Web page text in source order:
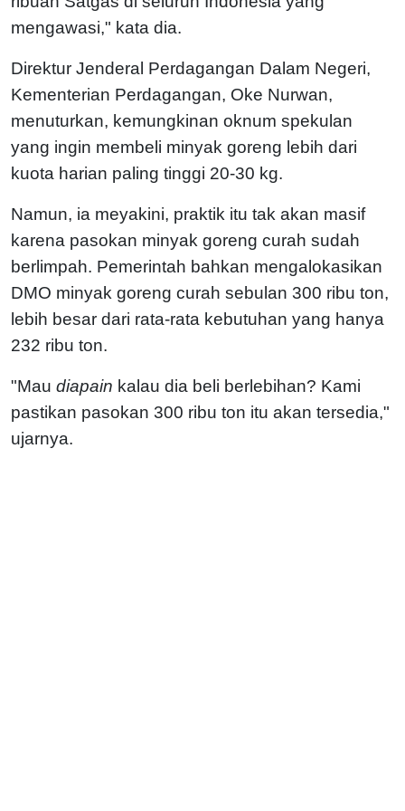
mengawasi," kata dia.
Direktur Jenderal Perdagangan Dalam Negeri,
Kementerian Perdagangan, Oke Nurwan,
menuturkan, kemungkinan oknum spekulan
yang ingin membeli minyak goreng lebih dari
kuota harian paling tinggi 20-30 kg.
Namun, ia meyakini, praktik itu tak akan masif
karena pasokan minyak goreng curah sudah
berlimpah. Pemerintah bahkan mengalokasikan
DMO minyak goreng curah sebulan 300 ribu ton,
lebih besar dari rata-rata kebutuhan yang hanya
232 ribu ton.
"Mau diapain kalau dia beli berlebihan? Kami
pastikan pasokan 300 ribu ton itu akan tersedia,"
ujarnya.